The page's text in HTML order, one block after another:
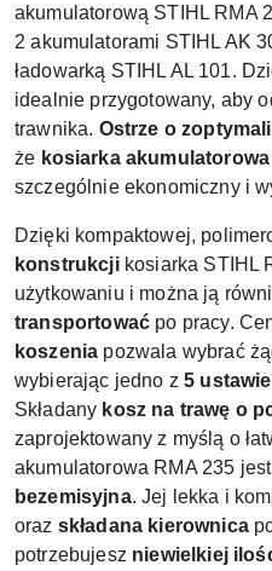
akumulatorową STIHL RMA
2 akumulatorami STIHL AK
ładowarką STIHL AL 101.
idealnie przygotowany, aby
trawnika. Ostrze o
że kosiarka
szczególnie ekonomiczny i
Dzięki kompaktowej,
konstrukcji kosiarka STIHL
użytkowaniu i można ją
transportować po pracy.
koszenia pozwala wybrać
wybierając jedno z 5
Składany kosz na trawę o
zaprojektowany z myślą o
akumulatorowa RMA 235 jest
bezemisyjna. Jej lekka i
oraz składana kierownica
potrzebujesz niewielkiej